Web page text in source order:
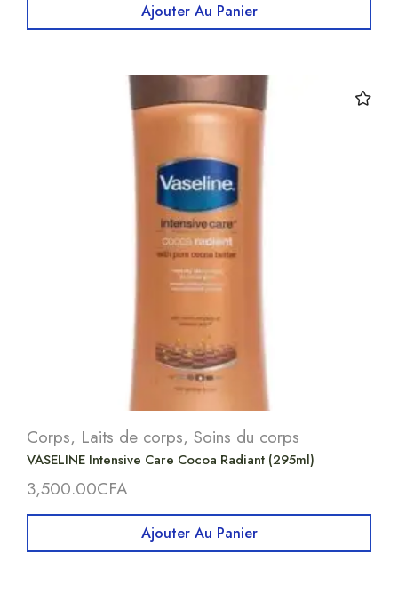
Ajouter Au Panier
Corps, Laits de corps, Soins du corps
VASELINE Intensive Care Cocoa Radiant (295ml)
3,500.00CFA
Ajouter Au Panier